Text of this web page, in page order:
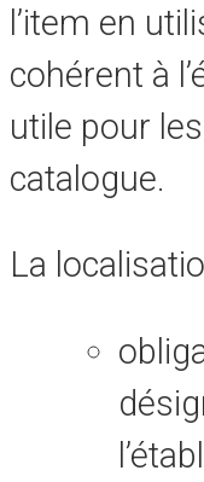
l’item en
cohérent à
utile pour
catalogue.
La